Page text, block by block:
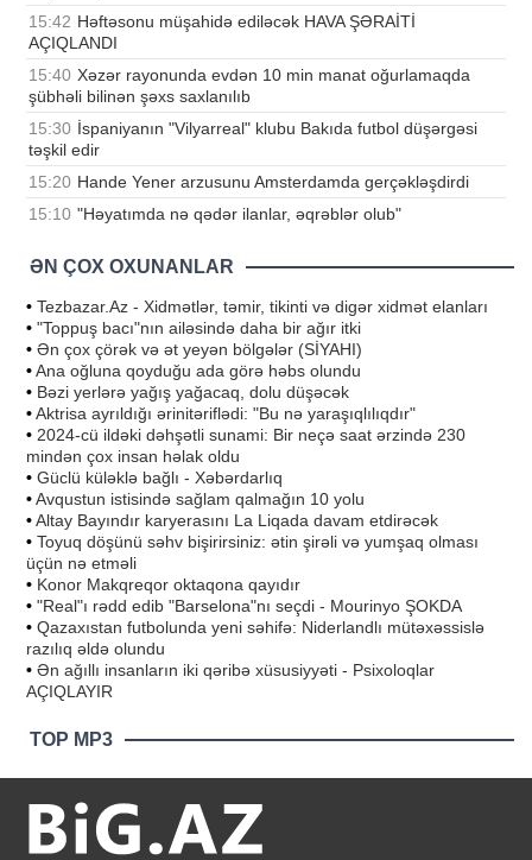
15:42 Həftəsonu müşahidə ediləcək HAVA ŞƏRAİTİ
AÇIQLANDI
15:40 Xəzər rayonunda evdən 10 min manat oğurlamaqda
şübhəli bilinən şəxs saxlanılıb
15:30 İspaniyanın "Vilyarreal" klubu Bakıda futbol düşərgəsi
təşkil edir
15:20 Hande Yener arzusunu Amsterdamda gerçəkləşdirdi
15:10 "Həyatımda nə qədər ilanlar, əqrəblər olub"
ƏN ÇOX OXUNANLAR
• Tezbazar.Az - Xidmətlər, təmir, tikinti və digər xidmət elanları
• "Toppuş bacı"nın ailəsində daha bir ağır itki
• Ən çox çörək və ət yeyən bölgələr (SİYAHI)
•Ana oğluna qoyduğu ada görə həbs olundu
• Bəzi yerlərə yağış yağacaq, dolu düşəcək
•Aktrisa ayrıldığı ərinitəriflədi: "Bu nə yaraşıqlılıqdır"
• 2024-cü ildəki dəhşətli sunami: Bir neçə saat ərzində 230
mindən çox insan həlak oldu
• Güclü küləklə bağlı - Xəbərdarlıq
•Avqustun istisində sağlam qalmağın 10 yolu
•Altay Bayındır karyerasını La Liqada davam etdirəcək
• Toyuq döşünü səhv bişirirsiniz: ətin şirəli və yumşaq olması
üçün nə etməli
• Konor Makqreqor oktaqona qayıdır
• "Real"ı rədd edib "Barselona"nı seçdi - Mourinyo ŞOKDA
• Qazaxıstan futbolunda yeni səhifə: Niderlandlı mütəxəssislə
razılıq əldə olundu
• Ən ağıllı insanların iki qəribə xüsusiyyəti - Psixoloqlar
AÇIQLAYIR
TOP MP3